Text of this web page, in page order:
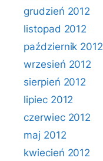
grudzień 2012
listopad 2012
październik 2012
wrzesień 2012
sierpień 2012
lipiec 2012
czerwiec 2012
maj 2012
kwiecień 2012